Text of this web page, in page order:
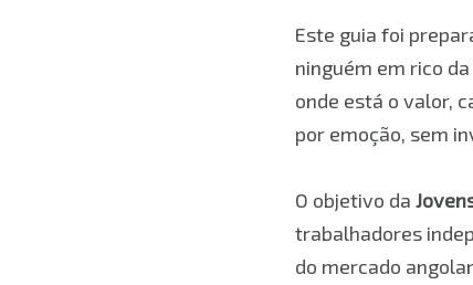
Este guia foi
ninguém em rico
onde está o valor,
por emoção, sem
O objetivo da
trabalhadores
do mercado